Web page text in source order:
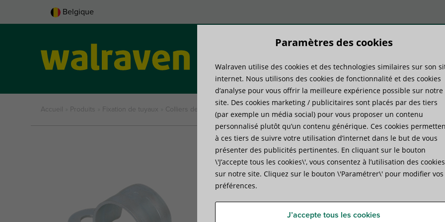
Belgique
Produits Savoir-faire Services
Accueil Produits Fixation de tuyaux Colliers de serrage Walraven Colliers oméga (ez)
Walraven Colliers oméga
pour les câbles et les tubes acier ou PVC
Spécifications Fichiers joints
Paramètres des cookies
Walraven utilise des cookies et des technologies similaires sur son
internet. Nous utilisons des cookies de fonctionnalité et des cookies
d’analyse pour vous offrir la meilleure expérience possible sur notre
site. Des cookies marketing / publicitaires sont placés par des tiers
(par exemple un média social) pour vous proposer un contenu
personnalisé plutôt qu’un contenu générique. Ces cookies
à ces tiers de suivre votre utilisation d’internet dans le but de vous
présenter des publicités pertinentes. En cliquant sur le bouton
\'J’accepte tous les cookies\', vous consentez à l’utilisation des cookies
sur notre site. Cliquez sur le bouton \'Paramétrer\' pour modifier vos
préférences.
J’accepte tous les cookies